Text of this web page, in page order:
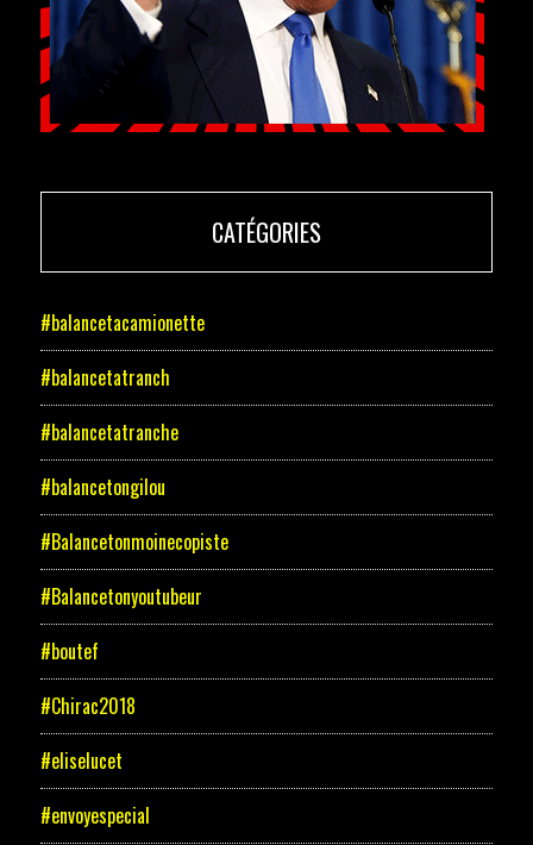
CATÉGORIES
#balancetacamionette
#balancetatranch
#balancetatranche
#balancetongilou
#Balancetonmoinecopiste
#Balancetonyoutubeur
#boutef
#Chirac2018
#eliselucet
#envoyespecial